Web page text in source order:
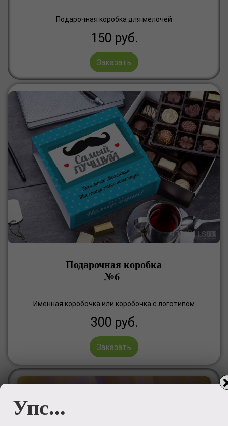
Подарочная коробка для мелочей
150 руб.
Заказать
Подарочная коробка
№6
Именная коробочка или коробочка с логотипом
300 руб.
Заказать
Упс...